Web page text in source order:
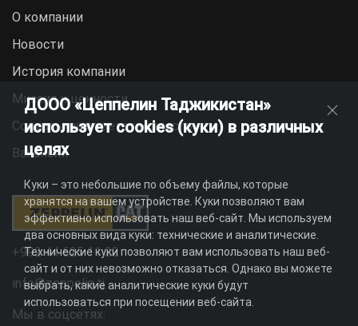
О компании
Новости
История компании
Миссия и ценности
Социальная ответственность
Вакансии
+992 44 625 11 22
info@zeppelin.tj
Мы в соцсетях:
ДООО «Цеппелин Таджикистан»
использует cookies (куки) в различных
целях
Куки – это небольшие по объему файлы, которые
хранятся на вашем устройстве. Куки позволяют вам
эффективно использовать наш веб-сайт. Мы используем
два основных вида куки: технические и аналитические.
Технические куки позволяют вам использовать наш веб-
сайт и от них невозможно отказаться. Однако вы можете
выбрать, какие аналитические куки будут
использоваться при посещении веб-сайта.